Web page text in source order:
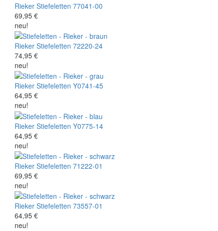
Rieker Stiefeletten 77041-00
69,95 €
neu!
Rieker Stiefeletten 72220-24
74,95 €
neu!
Rieker Stiefeletten Y0741-45
64,95 €
neu!
Rieker Stiefeletten Y0775-14
64,95 €
neu!
Rieker Stiefeletten 71222-01
69,95 €
neu!
Rieker Stiefeletten 73557-01
64,95 €
neu!